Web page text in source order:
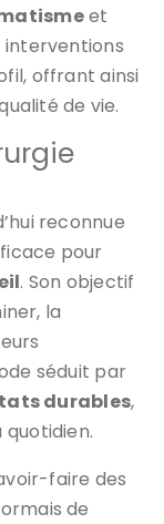
et
interventions
offrant ainsi
de vie.
reconnue
pour
. Son objectif
la
séduit par
durables,
faire des
de